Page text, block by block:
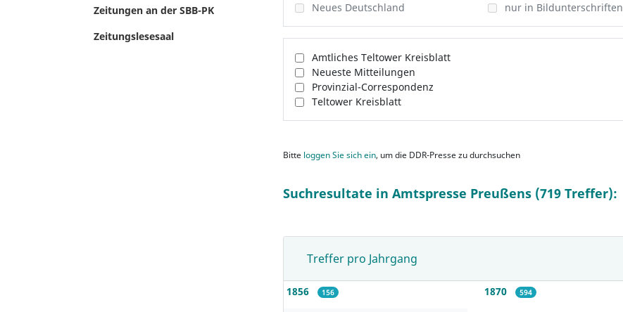
Zeitungen an der SBB-PK
Zeitungslesesaal
Neues Deutschland
nur in Bildunterschriften
Amtliches Teltower Kreisblatt
Neueste Mitteilungen
Provinzial-Correspondenz
Teltower Kreisblatt
Bitte loggen Sie sich ein, um die DDR-Presse zu durchsuchen
Suchresultate in Amtspresse Preußens (719 Treffer):
Treffer pro Jahrgang
1856 156 1870 594